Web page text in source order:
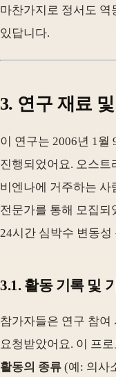
마찬가지로 정서도
있답니다.
3. 연구 재료
이 연구는 2006년 1월
진행되었어요. 오스트
비엔나에 거주하는 사
전문가를 통해 모집되
24시간 심박수 변동
3.1. 활동 기록 및
참가자들은 연구 참여
요청받았어요. 이 프
활동의 종류 (예: 의사